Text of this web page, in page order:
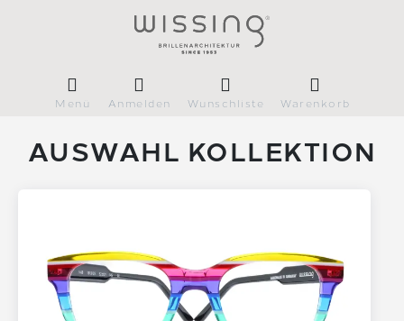
Menü Anmelden Wunschliste Warenkorb
AUSWAHL KOLLEKTION